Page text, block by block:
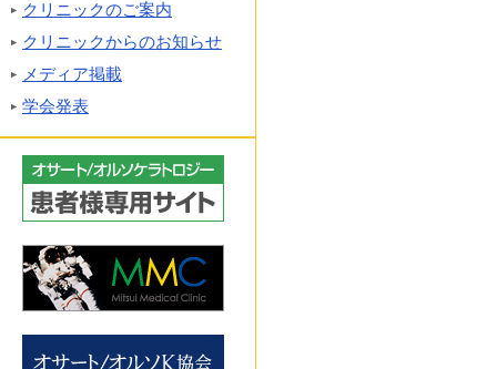
クリニックのご案内
クリニックからのお知らせ
メディア掲載
学会発表